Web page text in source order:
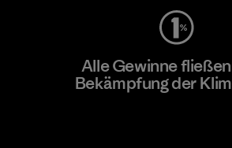
Alle Gewinne
Bekämpfung der